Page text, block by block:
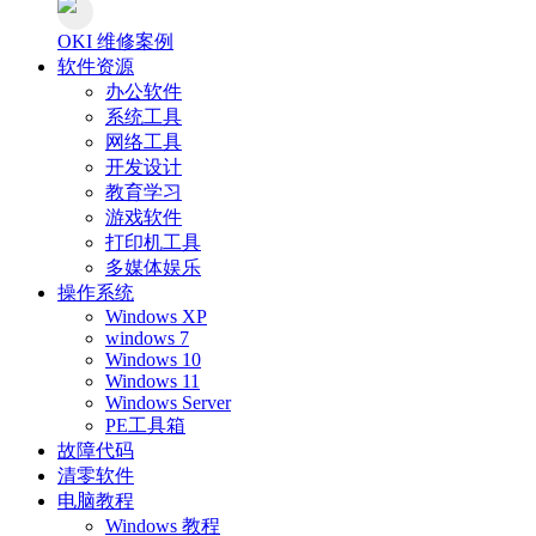
OKI 维修案例
软件资源
办公软件
系统工具
网络工具
开发设计
教育学习
游戏软件
打印机工具
多媒体娱乐
操作系统
Windows XP
windows 7
Windows 10
Windows 11
Windows Server
PE工具箱
故障代码
清零软件
电脑教程
Windows 教程